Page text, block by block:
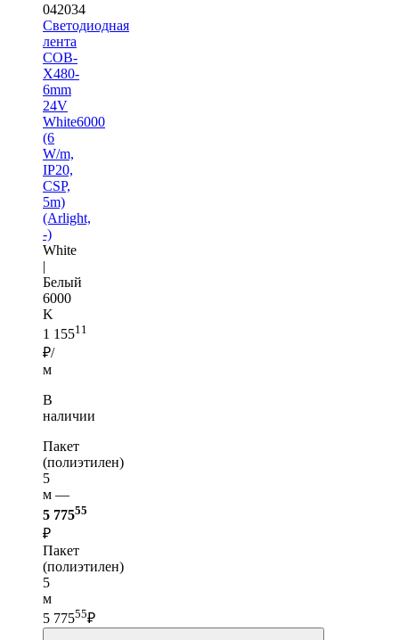
042034
Светодиодная
лента
COB-
X480-
6mm
24V
White6000
(6
W/m,
IP20,
CSP,
5m)
(Arlight,
-)
White
|
Белый
6000
K
1 15511
₽/
м
В
наличии
Пакет
(полиэтилен)
5
м —
5 77555
₽
Пакет
(полиэтилен)
5
м
5 77555₽